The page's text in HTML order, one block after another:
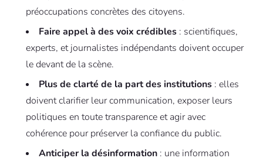
préoccupations concrètes des citoyens.
Faire appel à des voix crédibles: scientifiques,
experts, et journalistes indépendants doivent occuper
le devant de la scène.
Plus de clarté de la part des institutions: elles
doivent clarifier leur communication, exposer leurs
politiques en toute transparence et agir avec
cohérence pour préserver la confiance du public.
Anticiper la désinformation : une information